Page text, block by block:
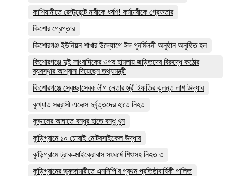
কাশিয়ানীতে রেস্টুরেন্টে নারীকে ধর্ষণ! কর্মচারীকে গ্রেফতার
কিশোর গ্রেপ্তার
কিশোরগঞ্জ ইউনিয়ন শাখার উদ্যোগে ঈদ পুনর্মিলনী অনুষ্ঠান অনুষ্ঠিত হল
কিশোরগঞ্জে দুই সাংবাদিকের ওপর হামলায় জড়িতদের বিরুদ্ধে কঠোর
ব্যবস্থার আশ্বাস দিয়েছেন তথ্যমন্ত্রী
কিশোরগঞ্জে স্বেচ্ছাসেবক লীগ নেতার স্ত্রী ইফতির ঝুলন্ত লাশ উদ্ধার
কুখ্যাত সন্ত্রাসী এলেক্স দুর্বৃত্তদের হাতে নিহত
কুড়ালের আঘাতে বন্ধুর হাতে বন্ধু খুন
কুড়িগ্রামে ১০ চোরাই মোটরসাইকেল উদ্ধার
কুড়িগ্রামে ট্রাক-মাইক্রোবাস সংঘর্ষে শিশুসহ নিহত ৩
কুড়িগ্রামের ভুরুঙ্গামারীতে এনসিপি'র প্রথম প্রতিষ্ঠাবার্ষিকী পালিত